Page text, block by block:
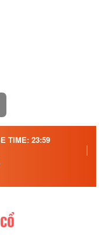
TIME: 23:59